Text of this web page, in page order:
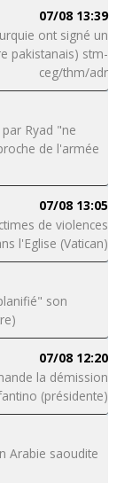
07/08 13:39
ont signé un
pakistanais) stm-
ceg/thm/adr
Ryad "ne
de l'armée
07/08 13:05
de violences
l'Eglise (Vatican)
son
07/08 12:20
la démission
(présidente)
Arabie saoudite